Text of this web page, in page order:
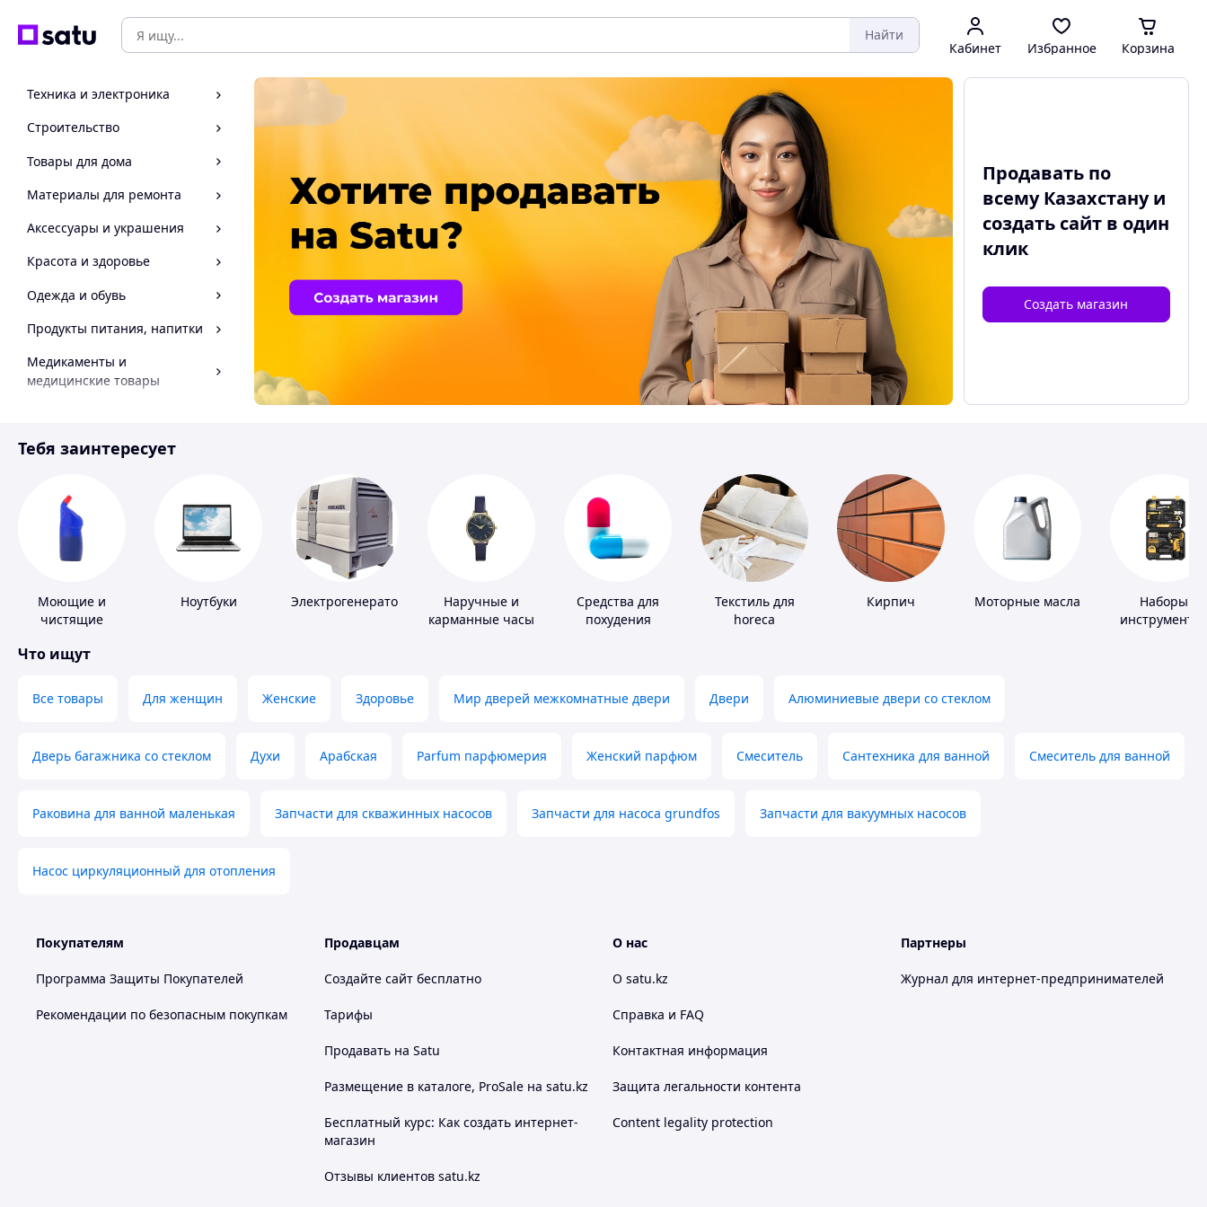
Найти
Кабинет Избранное Корзина
Техника и электроника
Строительство
Товары для дома
Материалы для ремонта
Аксессуары и украшения
Красота и здоровье
Одежда и обувь
Продукты питания, напитки
Медикаменты и
медицинские товары
Инструмент
Продавать по
всему Казахстану и
создать сайтв один
клик
Создать магазин
Тебя заинтересует
Моющие и
чистящие
Ноутбуки Электрогенераторы
Наручные и
карманные часы
Средства для
похудения
Текстиль для
horeca
Кирпич Моторные масла
Наборы
инструментов
Что ищут
Все товары Для женщин Женские Здоровье Мир дверей межкомнатные двери Двери Алюминиевые двери со стеклом
Дверь багажника со стеклом Духи Арабская Parfum парфюмерия Женский парфюм Смеситель Сантехника для ванной Смеситель для ванной
Раковина для ванной маленькая Запчасти для скважинных насосов Запчасти для насоса grundfos Запчасти для вакуумных насосов
Насос циркуляционный для отопления
Покупателям
Программа Защиты Покупателей
Рекомендации по безопасным покупкам
Продавцам
Создайте сайт бесплатно
Тарифы
Продавать на Satu
Размещение в каталоге, ProSale на satu.kz
Бесплатный курс: Как создать интернет-
магазин
Отзывы клиентов satu.kz
О нас
О satu.kz
Справка и FAQ
Контактная информация
Защита легальности контента
Content legality protection
Партнеры
Журнал для интернет-предпринимателей